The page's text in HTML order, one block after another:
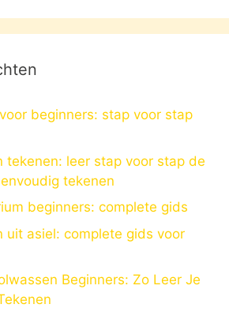
beginners: stap voor stap
tekenen: leer stap voor stap de
tekenen
beginners: complete gids
uit asiel: complete gids voor
Beginners: Zo Leer Je